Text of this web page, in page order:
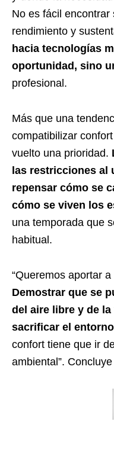
No es fácil
rendimiento y
hacia tecnologías
oportunidad, sino
profesional.
Más que una
compatibilizar
vuelto una prioridad.
las restricciones al
repensar cómo se
cómo se viven los
una temporada que
habitual.
“Queremos aportar
Demostrar que se
del aire libre y de
sacrificar el entorno
confort tiene que ir
ambiental”.